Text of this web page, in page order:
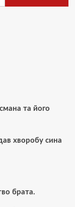
та його
хворобу сина
брата.